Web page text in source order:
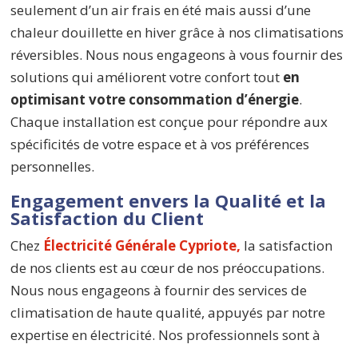
seulement d’un air frais en été mais aussi d’une
chaleur douillette en hiver grâce à nos climatisations
réversibles. Nous nous engageons à vous fournir des
solutions qui améliorent votre confort tout en
optimisant votre consommation d’énergie.
Chaque installation est conçue pour répondre aux
spécificités de votre espace et à vos préférences
personnelles.
Engagement envers la Qualité et la
Satisfaction du Client
Chez Électricité Générale Cypriote, la satisfaction
de nos clients est au cœur de nos préoccupations.
Nous nous engageons à fournir des services de
climatisation de haute qualité, appuyés par notre
expertise en électricité. Nos professionnels sont à